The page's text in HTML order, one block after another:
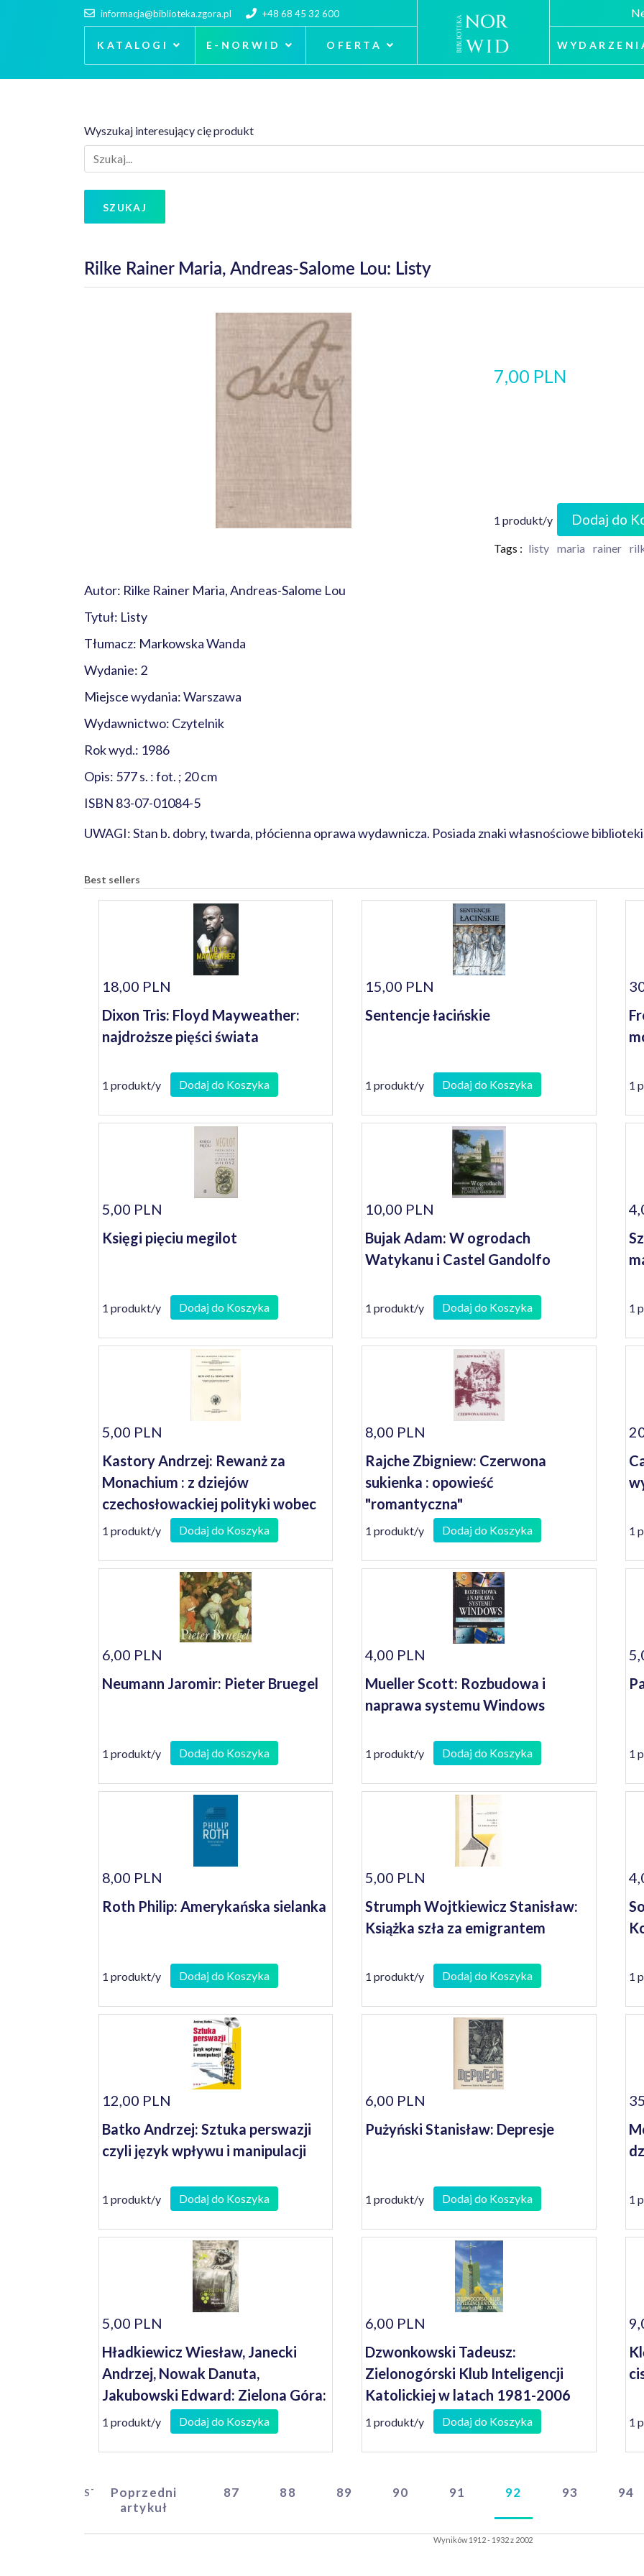
informacja@biblioteka.zgora.pl +48 68 45 32 600
KATALOGI E-NORWID OFERTA
Wyszukaj interesujący cię produkt
SZUKAJ
Rilke Rainer Maria, Andreas-Salome Lou: Listy
7,00 PLN
1 produkt/y Dodaj do
Tags : listy maria rainer
Autor: Rilke Rainer Maria, Andreas-Salome Lou
Tytuł: Listy
Tłumacz: Markowska Wanda
Wydanie: 2
Miejsce wydania: Warszawa
Wydawnictwo: Czytelnik
Rok wyd.: 1986
Opis: 577 s. : fot. ; 20 cm
ISBN 83-07-01084-5
UWAGI: Stan b. dobry, twarda, płócienna oprawa wydawnicza. Posiada znaki własnościowe
Best sellers
18,00 PLN
Dixon Tris: Floyd Mayweather:
najdroższe pięści świata
1 produkt/y Dodaj do Koszyka
15,00 PLN
Sentencje łacińskie
1 produkt/y Dodaj do Koszyka 1
5,00 PLN
Księgi pięciu megilot
1 produkt/y Dodaj do Koszyka
10,00 PLN
Bujak Adam: W ogrodach
Watykanu i Castel Gandolfo
1 produkt/y Dodaj do Koszyka 1
5,00 PLN
Kastory Andrzej: Rewanż za
Monachium : z dziejów
czechosłowackiej polityki wobec
sąsiadów w latach 1945-1947
1 produkt/y Dodaj do Koszyka
8,00 PLN
Rajche Zbigniew: Czerwona
sukienka : opowieść
"romantyczna"
1 produkt/y Dodaj do Koszyka 1
6,00 PLN
Neumann Jaromir: Pieter Bruegel
1 produkt/y Dodaj do Koszyka
4,00 PLN
Mueller Scott: Rozbudowa i
naprawa systemu Windows
1 produkt/y Dodaj do Koszyka 1
8,00 PLN
Roth Philip: Amerykańska sielanka
1 produkt/y Dodaj do Koszyka
5,00 PLN
Strumph Wojtkiewicz Stanisław:
Książka szła za emigrantem
1 produkt/y Dodaj do Koszyka 1
12,00 PLN
Batko Andrzej: Sztuka perswazji
czyli język wpływu i manipulacji
1 produkt/y Dodaj do Koszyka
6,00 PLN
Pużyński Stanisław: Depresje
1 produkt/y Dodaj do Koszyka 1
5,00 PLN
Hładkiewicz Wiesław, Janecki
Andrzej, Nowak Danuta,
Jakubowski Edward: Zielona Góra:
miasto Winobrania
1 produkt/y Dodaj do Koszyka
6,00 PLN
Dzwonkowski Tadeusz:
Zielonogórski Klub Inteligencji
Katolickiej w latach 1981-2006
1 produkt/y Dodaj do Koszyka 1
STARTPoprzedni
artykuł
87 88 89 90 91 92 93 94
Wyników 1912 - 1932 z 2002